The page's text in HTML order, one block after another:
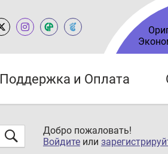
Поддержка и Оплата
Добро пожаловать!
Войдите или